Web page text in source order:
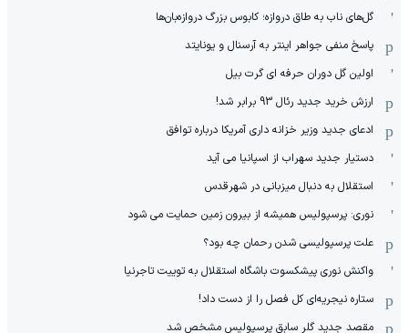
گل‌های ناب به طاق دروازه؛ کابوس بزرگ دروازه‌بان‌ها
پاسخ منفی جواهر اینتر به آرسنال و یونایتد
اولین گل دوران حرفه ای گرت بیل
ارزش خرید جدید رئال 93 برابر شد!
ادعای جدید وزیر خزانه داری آمریکا درباره توافق
دستیار جدید سهراب از اسپانیا می آید
استقلال به دنبال میزبانی در شهرقدس
نوری: پرسپولیس همیشه از بیرون زمین حمایت می شود
علت پرسپولیسی شدن رحمان چه بود؟
واکنش نوری پیشکسوت باشگاه استقلال به توییت تاجرنیا
ستاره نیجریه‌ای کل فصل را از دست داد!
مقصد جدید گلر سابق پرسپولیس مشخص شد